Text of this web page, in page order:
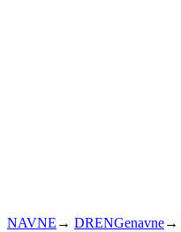
NAVNE → DRENGenavne→